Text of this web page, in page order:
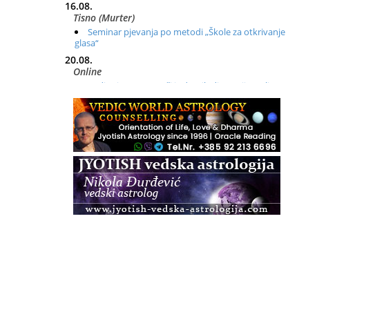
16.08.
Tisno (Murter)
Seminar pjevanja po metodi „Škole za otkrivanje
glasa“
20.08.
Online
Radionica: Pomagači iz drugih dimenzija Online –
otvoreno za sve
21.08.
Zagreb+Online
Osnovni ThetaHealing® tečaj, Zagreb i Online
22.08.
Pula
Access BARS®, otpusti stres
23.08.
Pula